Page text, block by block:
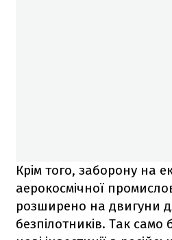
Крім того, заборону на
аерокосмічної
розширено на двигуни
безпілотників. Так само